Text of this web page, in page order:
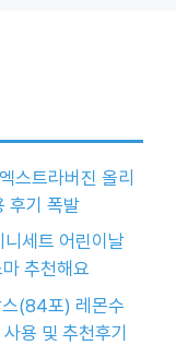
스트라버진 올리
후기 폭발
세트 어린이날
추천해요
스(84포) 레몬수
용 및 추천후기